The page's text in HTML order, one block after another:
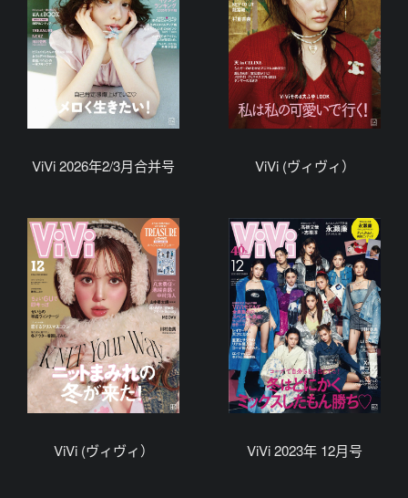
ViVi 2026年2/3月合并号 ViVi (ヴィヴィ）
ViVi (ヴィヴィ） ViVi 2023年 12月号